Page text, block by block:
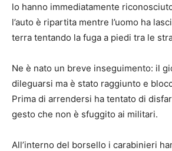
lo hanno immediatamente
l’auto è ripartita mentre l’uomo ha
terra tentando la fuga a piedi tra le
Ne è nato un breve inseguimento: il
dileguarsi ma è stato raggiunto e
Prima di arrendersi ha tentato di
gesto che non è sfuggito ai militari.
All’interno del borsello i carabinieri